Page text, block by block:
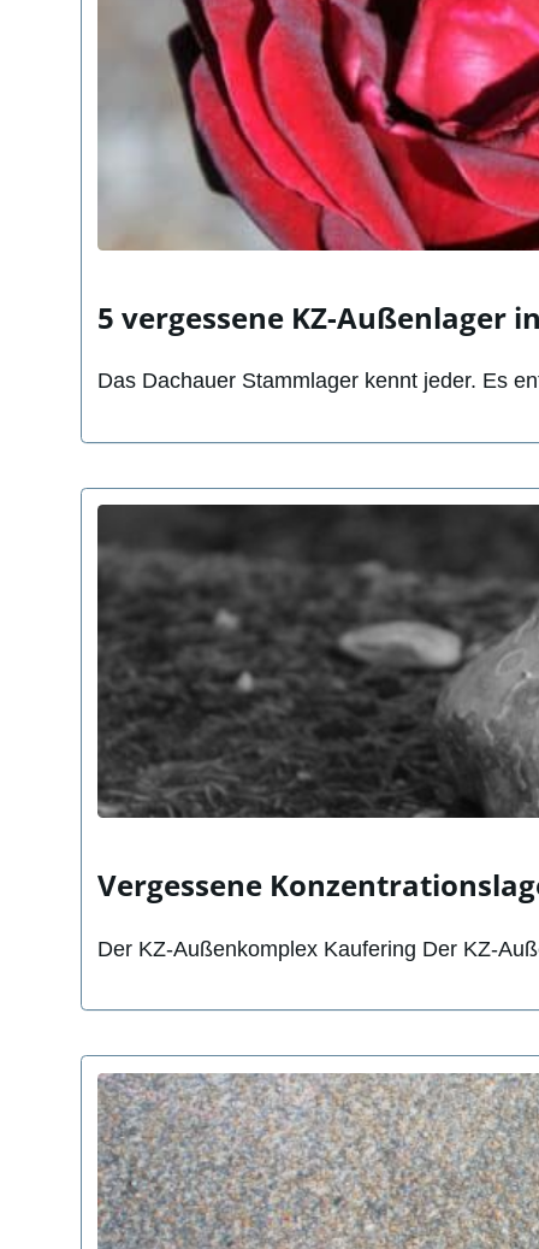
5 vergessene KZ-Außenlager
Das Dachauer Stammlager kennt jeder. Es
Vergessene
Der KZ-Außenkomplex Kaufering Der KZ-